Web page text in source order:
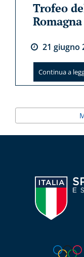
Trofeo
21 giugno
Continua a